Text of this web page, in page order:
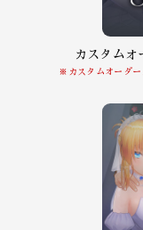
カスタム
※カスタムオーダ